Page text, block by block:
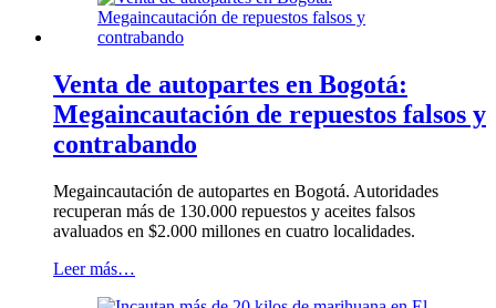
Venta de autopartes en Bogotá:
Megaincautación de repuestos falsos y
contrabando
Megaincautación de autopartes en Bogotá. Autoridades
recuperan más de 130.000 repuestos y aceites falsos
avaluados en $2.000 millones en cuatro localidades.
Leer más…